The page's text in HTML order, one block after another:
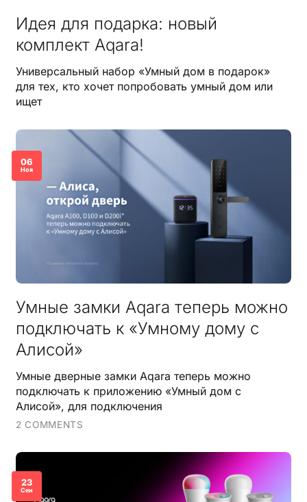
Идея для подарка: новый
комплект Aqara!
Универсальный набор «Умный дом в подарок»
для тех, кто хочет попробовать умный дом или
ищет
Умные замки Aqara теперь можно
подключать к «Умному дому с
Алисой»
Умные дверные замки Aqara теперь можно
подключать к приложению «Умный дом с
Алисой», для подключения
2 COMMENTS
06
Ноя
23
Сен